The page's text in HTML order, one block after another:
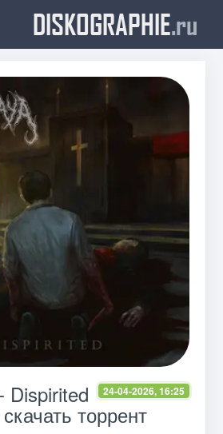
DISKOGRAPHIE.ru
24-04-2026, 16:25
Dispirited
торрент